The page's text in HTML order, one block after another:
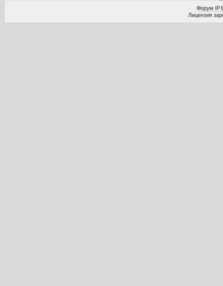
Форум
Лицензия